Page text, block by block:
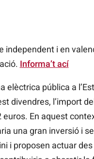
independent i en
Informa’t ací
elèctrica pública a
divendres, l’import
En aquest
una gran inversió i
i proposen actuar